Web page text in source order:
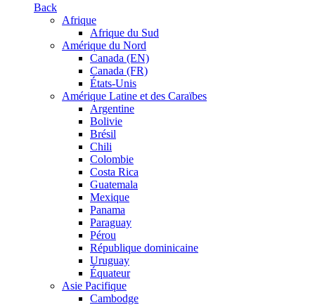
Back
Afrique
Afrique du Sud
Amérique du Nord
Canada (EN)
Canada (FR)
États-Unis
Amérique Latine et des Caraïbes
Argentine
Bolivie
Brésil
Chili
Colombie
Costa Rica
Guatemala
Mexique
Panama
Paraguay
Pérou
République dominicaine
Uruguay
Équateur
Asie Pacifique
Cambodge